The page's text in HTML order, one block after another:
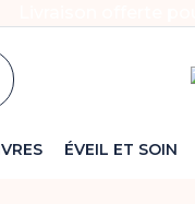
ÉVEIL ET SOIN